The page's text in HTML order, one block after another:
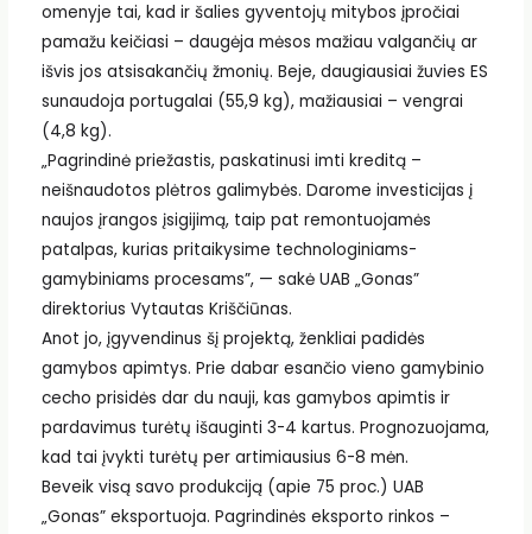
omenyje tai, kad ir šalies gyventojų mitybos įpročiai
pamažu keičiasi – daugėja mėsos mažiau valgančių ar
išvis jos atsisakančių žmonių. Beje, daugiausiai žuvies ES
sunaudoja portugalai (55,9 kg), mažiausiai – vengrai
(4,8 kg).
„Pagrindinė priežastis, paskatinusi imti kreditą –
neišnaudotos plėtros galimybės. Darome investicijas į
naujos įrangos įsigijimą, taip pat remontuojamės
patalpas, kurias pritaikysime technologiniams-
gamybiniams procesams”, — sakė UAB „Gonas”
direktorius Vytautas Kriščiūnas.
Anot jo, įgyvendinus šį projektą, ženkliai padidės
gamybos apimtys. Prie dabar esančio vieno gamybinio
cecho prisidės dar du nauji, kas gamybos apimtis ir
pardavimus turėtų išauginti 3-4 kartus. Prognozuojama,
kad tai įvykti turėtų per artimiausius 6-8 mėn.
Beveik visą savo produkciją (apie 75 proc.) UAB
„Gonas” eksportuoja. Pagrindinės eksporto rinkos –